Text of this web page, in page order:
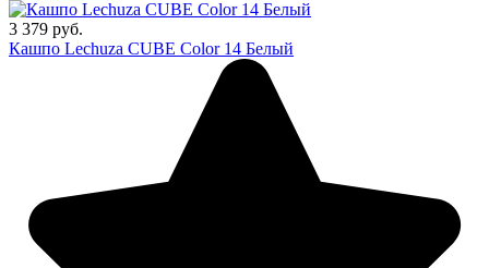
3 379 руб.
Кашпо Lechuza CUBE Color 14 Белый